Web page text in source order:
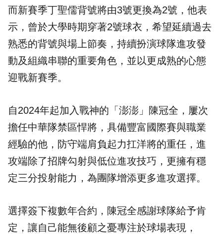
而新賽季丁聖儒背號將由3號更換為2號，他表
示，曾於大學時期穿著2號球衣，希望延續過去
熟悉的背號與場上節奏，持續扮演球隊進攻發
動及組織串聯的重要角色，並以更成熟的心態
迎戰新賽季。
自2024年起加入戰神的「澎澎」陳冠全，屢次
擔任中華隊禁區悍將，具備豐富國際賽與職業
經驗的他，防守端肩負起力扛洋將的重任，進
攻端除了招牌勾射與低位進攻技巧，更擁有穩
定三分投射能力，為團隊增添更多進攻選擇。
選擇簽下複數年合約，陳冠全感謝球隊給予肯
定，讓自己能無後顧之憂專注於球場表現，